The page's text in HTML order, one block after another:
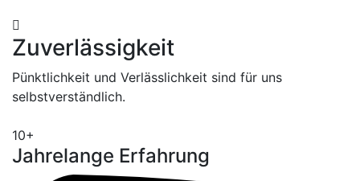
Zuverlässigkeit
Pünktlichkeit und Verlässlichkeit sind für uns
selbstverständlich.
10+
Jahrelange Erfahrung